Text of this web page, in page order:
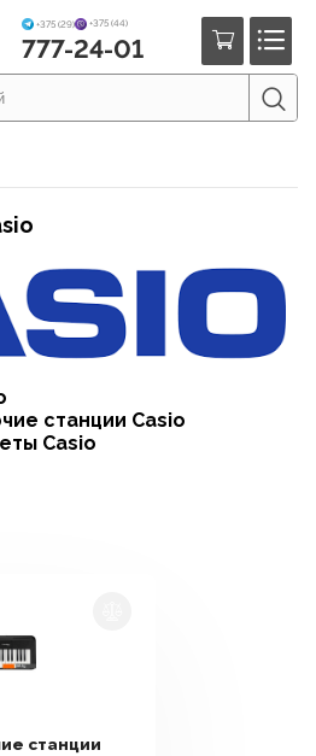
+375 (29) +375 (44)
777-24-01
станции Casio
Casio
станции